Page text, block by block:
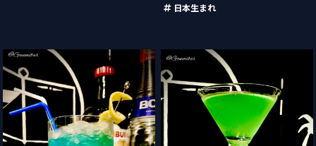
日本生まれ
エメラルド・ミスト
フィッシャーマン & サン